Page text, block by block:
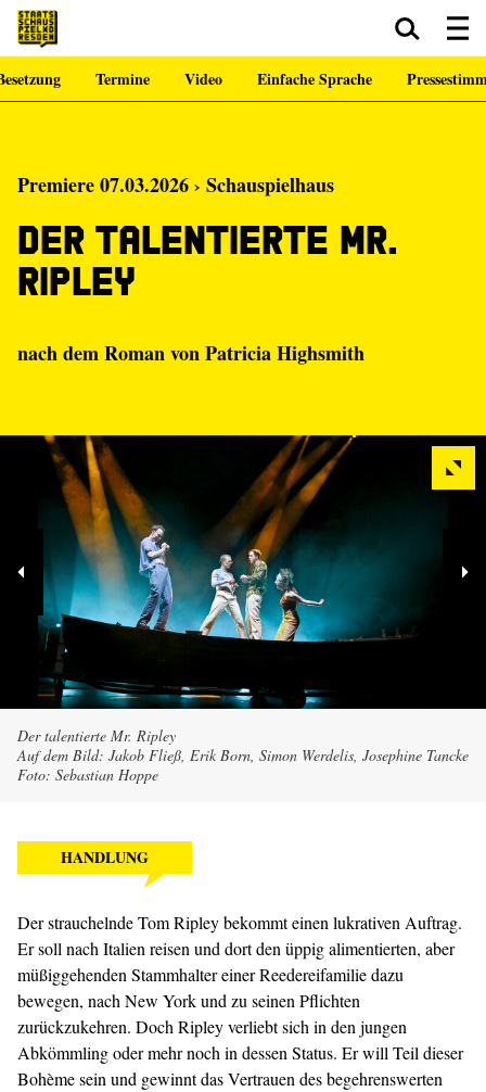
Zum Hauptinhalt springen Zum Footer springen
Termine Video Einfache Sprache
Premiere 07.03.2026 › Schauspielhaus
Der talentierte Mr.
Ripley
nach dem Roman von Patricia Highsmith
Der talentierte Mr. Ripley
Auf dem Bild: Jakob Fließ, Erik Born, Simon Werdelis, Josephine Tancke
Foto: Sebastian Hoppe
HANDLUNG
Der strauchelnde Tom Ripley bekommt einen lukrativen Auftrag.
Er soll nach Italien reisen und dort den üppig alimentierten, aber
müßiggehenden Stammhalter einer Reedereifamilie dazu
bewegen, nach New York und zu seinen Pflichten
zurückzukehren. Doch Ripley verliebt sich in den jungen
Abkömmling oder mehr noch in dessen Status. Er will Teil dieser
Bohème sein und gewinnt das Vertrauen des begehrenswerten